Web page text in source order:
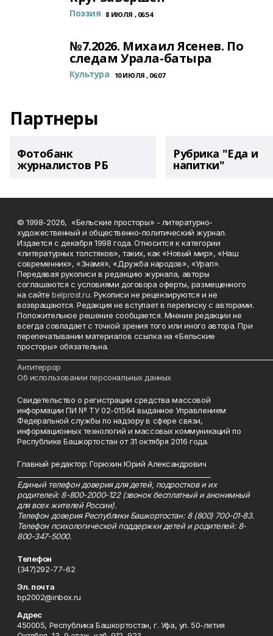
Поэзия 8 ИЮЛЯ , 06:54
№7.2026. Михаил Ясенев. По
следам Урала-батыра
Культура 10 ИЮЛЯ , 06:07
Партнеры
Фотобанк
журналистов РБ
Рубрика "Еда и
напитки"
© 1998-2026, «Бельские просторы» - литературно-
художественный и общественно-политический журнал.
Издается с декабря 1998 года. Относится к категории
«литературных толстяков», таких, как «Новый мир», «Наш
современник», «Знамя», «Дружба народов», «Урал».
Передавая рукописи в редакцию журнала, авторы
соглашаются с условиями договора оферты, размещенного
на сайтеbelprost.ru. Рукописи не рецензируются и не
возвращаются. Редакция не вступает в переписку с авторами.
Положительное решение сообщается. Мнение редакции не
всегда совпадает с точкой зрения того или иного автора. При
перепечатывании материалов ссылка на «Бельские
просторы» обязательна.
Антитеррор
Об использовании персональных данных
Свидетельство о регистрации средства массовой
информации ПИ № ТУ 02-01564 выданное Управлением
Федеральной службы по надзору в сфере связи,
информационных технологий и массовых коммуникаций по
Республике Башкортостан от 31 октября 2016 года.
Главный редактор: Горюхин Юрий Александрович
Единый телефон доверия для детей, подростков и их
родителей: 8-800-2000-122 (звонок бесплатный и анонимный
для всех жителей России).
Телефон доверия Республики Башкортостан: 8 (800) 700-01-83.
Телефон психологической поддержки детей и родителей: 8-
800-347-5000.
Телефон
(347)292-77-62
Эл. почта
bp2002@inbox.ru
Адрес
450005, Республика Башкортостан, г. Уфа, ул. 50-летия